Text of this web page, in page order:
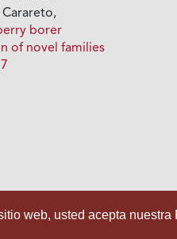
Carareto,
borer
of novel families
web, usted acepta nuestra